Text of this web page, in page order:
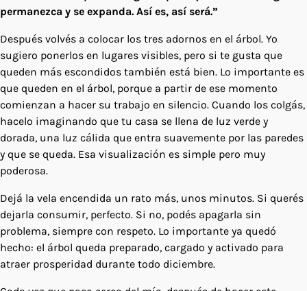
permanezca y se expanda. Así es, así será.”
Después volvés a colocar los tres adornos en el árbol. Yo
sugiero ponerlos en lugares visibles, pero si te gusta que
queden más escondidos también está bien. Lo importante es
que queden en el árbol, porque a partir de ese momento
comienzan a hacer su trabajo en silencio. Cuando los colgás,
hacelo imaginando que tu casa se llena de luz verde y
dorada, una luz cálida que entra suavemente por las paredes
y que se queda. Esa visualización es simple pero muy
poderosa.
Dejá la vela encendida un rato más, unos minutos. Si querés
dejarla consumir, perfecto. Si no, podés apagarla sin
problema, siempre con respeto. Lo importante ya quedó
hecho: el árbol queda preparado, cargado y activado para
atraer prosperidad durante todo diciembre.